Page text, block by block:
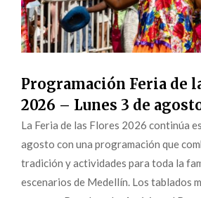
Programación Feria de
2026 – Lunes 3 de
La Feria de las Flores 2026 continúa
agosto con una programación que
tradición y actividades para toda la
escenarios de Medellín. Los tablados